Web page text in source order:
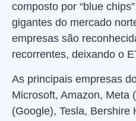
composto por “blue
gigantes do mercado
empresas são
recorrentes, deixando o
As principais empresas
Microsoft, Amazon, Meta
(Google), Tesla, Bershire